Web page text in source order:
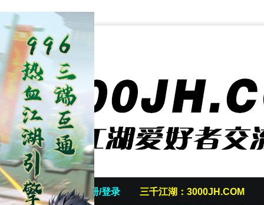
首页 发帖/注册/登录 三千江湖：3000JH.COM